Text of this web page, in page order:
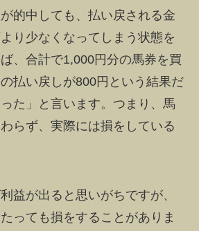
的中しても、払い戻される金
り少なくなってしまう状態を
、合計で1,000円分の馬券を買
払い戻しが800円という結果だ
た」と言います。つまり、馬
らず、実際には損をしている
益が出ると思いがちですが、
っても損をすることがありま